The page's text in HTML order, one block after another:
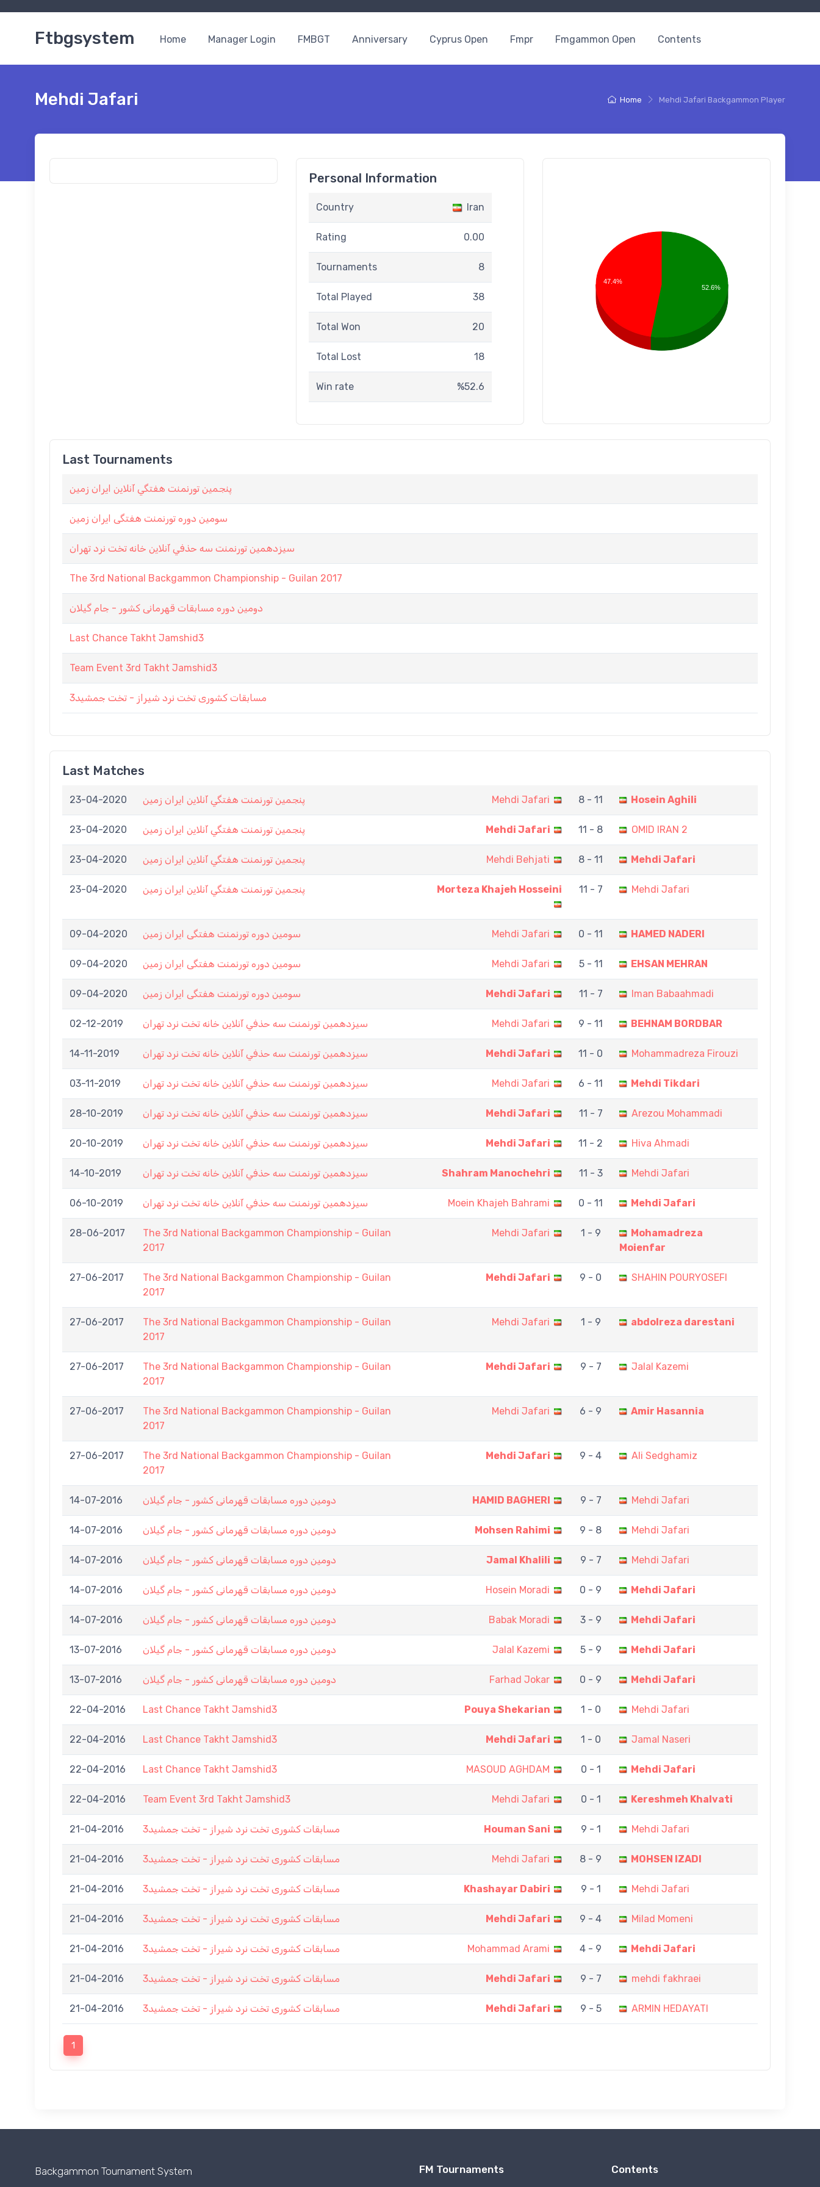
Ftbgsystem Home Manager Login FMBGT Anniversary Cyprus Open Fmpr Fmgammon Open Contents
Home Mehdi Jafari Backgammon Player
Mehdi Jafari
Personal Information
Country Iran
Rating 0.00
Tournaments 8
Total Played 38
Total Won 20
Total Lost 18
Win rate %52.6
47.4%
52.6%
Last Tournaments
پنجمين تورنمنت هفتگي آنلاين ايران زمين
سومین دوره تورنمنت هفتگی ایران زمین
سيزدهمين تورنمنت سه حذفي آنلاين خانه تخت نرد تهران
The 3rd National Backgammon Championship - Guilan 2017
دومین دوره مسابقات قهرمانی کشور - جام گیلان
Last Chance Takht Jamshid3
Team Event 3rd Takht Jamshid3
مسابقات کشوری تخت نرد شیراز - تخت جمشید3
Last Matches
23-04-2020 پنجمين تورنمنت هفتگي آنلاين ايران زمين Mehdi Jafari 8 - 11 Hosein Aghili
23-04-2020 پنجمين تورنمنت هفتگي آنلاين ايران زمين Mehdi Jafari 11 - 8 OMID IRAN 2
23-04-2020 پنجمين تورنمنت هفتگي آنلاين ايران زمين Mehdi Behjati 8 - 11 Mehdi Jafari
23-04-2020 پنجمين تورنمنت هفتگي آنلاين ايران زمين Morteza Khajeh Hosseini 11 - 7 Mehdi Jafari
09-04-2020 سومین دوره تورنمنت هفتگی ایران زمین Mehdi Jafari 0 - 11 HAMED NADERI
09-04-2020 سومین دوره تورنمنت هفتگی ایران زمین Mehdi Jafari 5 - 11 EHSAN MEHRAN
09-04-2020 سومین دوره تورنمنت هفتگی ایران زمین Mehdi Jafari 11 - 7 Iman Babaahmadi
02-12-2019 سيزدهمين تورنمنت سه حذفي آنلاين خانه تخت نرد تهران Mehdi Jafari 9 - 11 BEHNAM BORDBAR
14-11-2019 سيزدهمين تورنمنت سه حذفي آنلاين خانه تخت نرد تهران Mehdi Jafari 11 - 0 Mohammadreza Firouzi
03-11-2019 سيزدهمين تورنمنت سه حذفي آنلاين خانه تخت نرد تهران Mehdi Jafari 6 - 11 Mehdi Tikdari
28-10-2019 سيزدهمين تورنمنت سه حذفي آنلاين خانه تخت نرد تهران Mehdi Jafari 11 - 7 Arezou Mohammadi
20-10-2019 سيزدهمين تورنمنت سه حذفي آنلاين خانه تخت نرد تهران Mehdi Jafari 11 - 2 Hiva Ahmadi
14-10-2019 سيزدهمين تورنمنت سه حذفي آنلاين خانه تخت نرد تهران Shahram Manochehri 11 - 3 Mehdi Jafari
06-10-2019 سيزدهمين تورنمنت سه حذفي آنلاين خانه تخت نرد تهران Moein Khajeh Bahrami 0 - 11 Mehdi Jafari
28-06-2017
The 3rd National Backgammon Championship - Guilan
2017
Mehdi Jafari 1 - 9
Mohamadreza
Moienfar
27-06-2017
The 3rd National Backgammon Championship - Guilan
2017
Mehdi Jafari 9 - 0 SHAHIN POURYOSEFI
27-06-2017
The 3rd National Backgammon Championship - Guilan
2017
Mehdi Jafari 1 - 9 abdolreza darestani
27-06-2017
The 3rd National Backgammon Championship - Guilan
2017
Mehdi Jafari 9 - 7 Jalal Kazemi
27-06-2017
The 3rd National Backgammon Championship - Guilan
2017
Mehdi Jafari 6 - 9 Amir Hasannia
27-06-2017
The 3rd National Backgammon Championship - Guilan
2017
Mehdi Jafari 9 - 4 Ali Sedghamiz
14-07-2016 دومین دوره مسابقات قهرمانی کشور - جام گیلان HAMID BAGHERI 9 - 7 Mehdi Jafari
14-07-2016 دومین دوره مسابقات قهرمانی کشور - جام گیلان Mohsen Rahimi 9 - 8 Mehdi Jafari
14-07-2016 دومین دوره مسابقات قهرمانی کشور - جام گیلان Jamal Khalili 9 - 7 Mehdi Jafari
14-07-2016 دومین دوره مسابقات قهرمانی کشور - جام گیلان Hosein Moradi 0 - 9 Mehdi Jafari
14-07-2016 دومین دوره مسابقات قهرمانی کشور - جام گیلان Babak Moradi 3 - 9 Mehdi Jafari
13-07-2016 دومین دوره مسابقات قهرمانی کشور - جام گیلان Jalal Kazemi 5 - 9 Mehdi Jafari
13-07-2016 دومین دوره مسابقات قهرمانی کشور - جام گیلان Farhad Jokar 0 - 9 Mehdi Jafari
22-04-2016 Last Chance Takht Jamshid3 Pouya Shekarian 1 - 0 Mehdi Jafari
22-04-2016 Last Chance Takht Jamshid3 Mehdi Jafari 1 - 0 Jamal Naseri
22-04-2016 Last Chance Takht Jamshid3 MASOUD AGHDAM 0 - 1 Mehdi Jafari
22-04-2016 Team Event 3rd Takht Jamshid3 Mehdi Jafari 0 - 1 Kereshmeh Khalvati
21-04-2016 مسابقات کشوری تخت نرد شیراز - تخت جمشید3 Houman Sani 9 - 1 Mehdi Jafari
21-04-2016 مسابقات کشوری تخت نرد شیراز - تخت جمشید3 Mehdi Jafari 8 - 9 MOHSEN IZADI
21-04-2016 مسابقات کشوری تخت نرد شیراز - تخت جمشید3 Khashayar Dabiri 9 - 1 Mehdi Jafari
21-04-2016 مسابقات کشوری تخت نرد شیراز - تخت جمشید3 Mehdi Jafari 9 - 4 Milad Momeni
21-04-2016 مسابقات کشوری تخت نرد شیراز - تخت جمشید3 Mohammad Arami 4 - 9 Mehdi Jafari
21-04-2016 مسابقات کشوری تخت نرد شیراز - تخت جمشید3 Mehdi Jafari 9 - 7 mehdi fakhraei
21-04-2016 مسابقات کشوری تخت نرد شیراز - تخت جمشید3 Mehdi Jafari 9 - 5 ARMIN HEDAYATI
1
Backgammon Tournament System FM Tournaments Contents